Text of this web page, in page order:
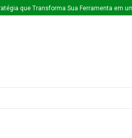
que Transforma Sua Ferramenta em